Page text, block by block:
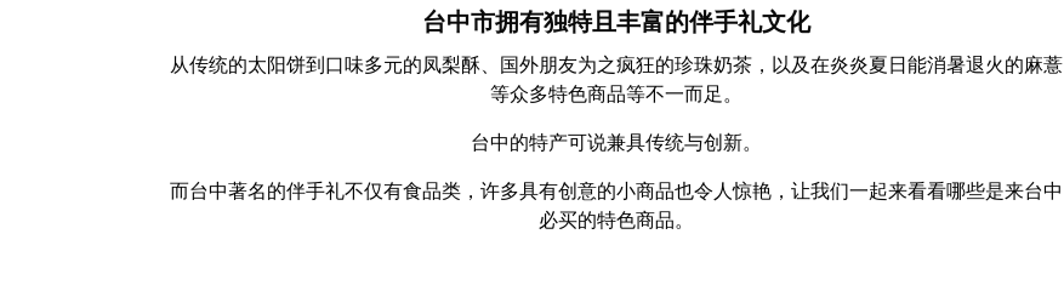
台中市拥有独特且丰富的伴手礼文化
从传统的太阳饼到口味多元的凤梨酥、国外朋友为之疯狂的珍珠奶茶，以及在炎炎夏日能消暑退火的麻薏
等众多特色商品等不一而足。
台中的特产可说兼具传统与创新。
而台中著名的伴手礼不仅有食品类，许多具有创意的小商品也令人惊艳，让我们一起来看看哪些是来台中
必买的特色商品。